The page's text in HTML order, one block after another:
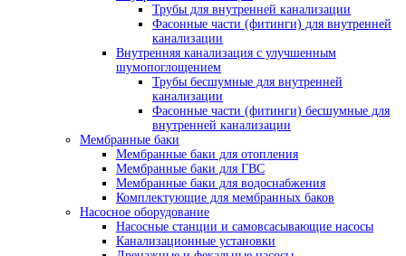
Трубы для внутренней канализации
Фасонные части (фитинги) для внутренней
канализации
Внутренняя канализация с улучшенным
шумопоглощением
Трубы бесшумные для внутренней
канализации
Фасонные части (фитинги) бесшумные для
внутренней канализации
Мембранные баки
Мембранные баки для отопления
Мембранные баки для ГВС
Мембранные баки для водоснабжения
Комплектующие для мембранных баков
Насосное оборудование
Насосные станции и самовсасывающие насосы
Канализационные установки